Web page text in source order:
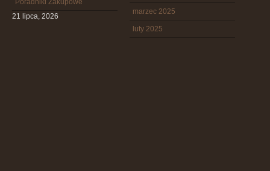
Poradniki Zakupowe
21 lipca, 2026
marzec 2025
luty 2025